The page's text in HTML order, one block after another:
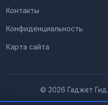
Контакты
Конфиденциальность
Карта сайта
© 2026 Гаджет